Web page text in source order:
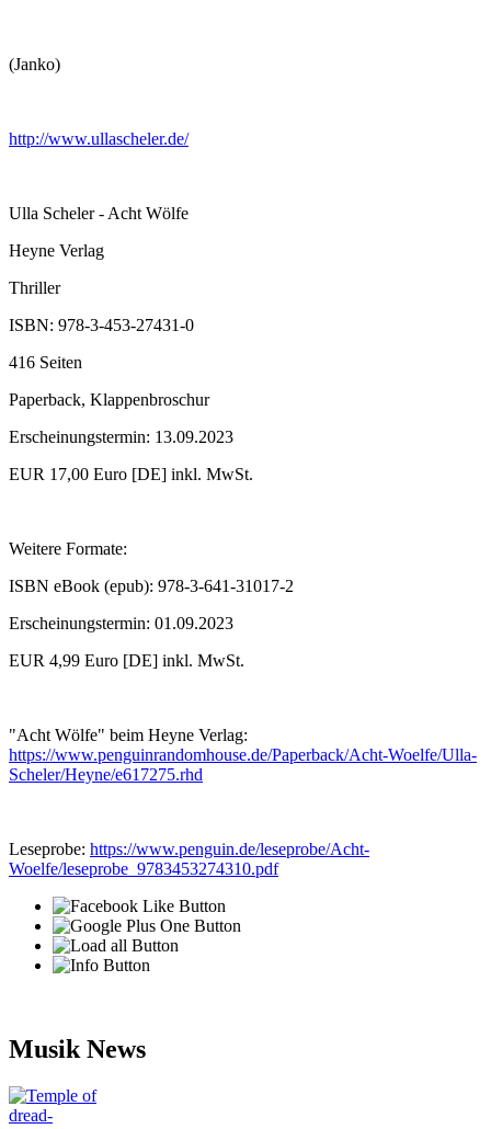
(Janko)
http://www.ullascheler.de/
Ulla Scheler - Acht Wölfe
Heyne Verlag
Thriller
ISBN: 978-3-453-27431-0
416 Seiten
Paperback, Klappenbroschur
Erscheinungstermin: 13.09.2023
EUR 17,00 Euro [DE] inkl. MwSt.
Weitere Formate:
ISBN eBook (epub): 978-3-641-31017-2
Erscheinungstermin: 01.09.2023
EUR 4,99 Euro [DE] inkl. MwSt.
"Acht Wölfe" beim Heyne Verlag:
https://www.penguinrandomhouse.de/Paperback/Acht-Woelfe/Ulla-
Scheler/Heyne/e617275.rhd
Leseprobe: https://www.penguin.de/leseprobe/Acht-
Woelfe/leseprobe_9783453274310.pdf
Musik News